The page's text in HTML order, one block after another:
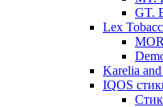
GT.
Lex
Karelia
IQOS